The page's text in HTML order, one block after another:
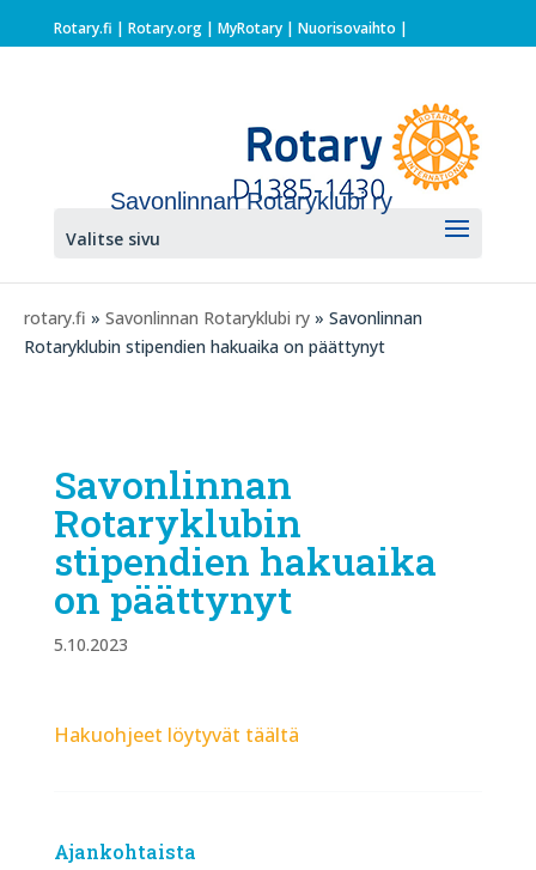
Rotary.fi | Rotary.org| MyRotary | Nuorisovaihto |
Savonlinnan Rotaryklubi ry
Valitse sivu
rotary.fi » Savonlinnan Rotaryklubi ry » Savonlinnan
Rotaryklubin stipendien hakuaika on päättynyt
Savonlinnan
Rotaryklubin
stipendien hakuaika
on päättynyt
5.10.2023
Hakuohjeet löytyvät täältä
Ajankohtaista